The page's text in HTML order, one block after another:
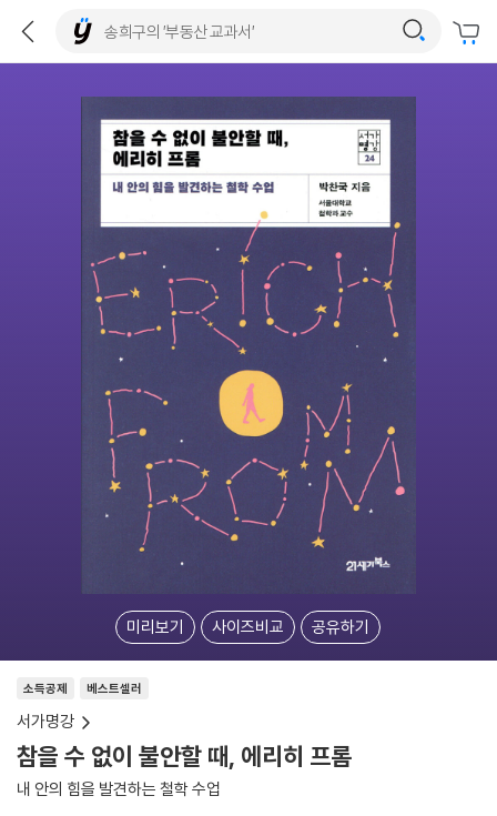
미리보기 사이즈비교 공유하기
소득공제 베스트셀러
서가명강
참을 수 없이 불안할 때, 에리히 프롬
내 안의 힘을 발견하는 철학 수업